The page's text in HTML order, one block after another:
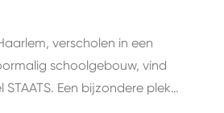
verscholen in een
schoolgebouw, vind
Een bijzondere plek…